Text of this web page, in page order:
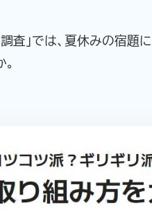
」では、夏休みの宿題